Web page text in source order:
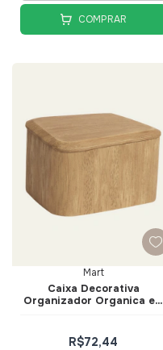
COMPRAR
Mart
Caixa Decorativa
Organizador Organica em
R$72,44